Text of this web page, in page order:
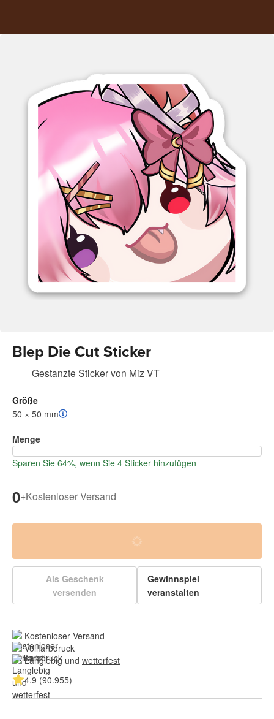
Blep Die Cut Sticker
Gestanzte Stickervon Miz VT
Größe
50 × 50 mm
Menge
Sparen Sie 64%, wenn Sie 4 Sticker hinzufügen
0+Kostenloser Versand
Als Geschenk
versenden
Gewinnspiel
veranstalten
Kostenloser Versand
Vollfarbdruck
Langlebig und wetterfest
4.9 (90.955)